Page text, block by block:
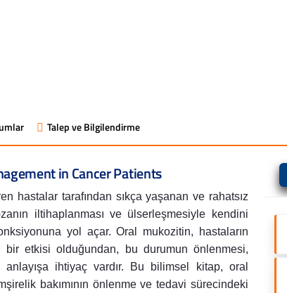
Talep ve Bilgilendirme
in Cancer Patients
hastalar tarafından sıkça yaşanan ve rahatsız
iltihaplanması ve ülserleşmesiyle kendini
yol açar. Oral mukozitin, hastaların
etkisi olduğundan, bu durumun önlenmesi,
ihtiyaç vardır. Bu bilimsel kitap, oral
bakımının önlenme ve tedavi sürecindeki